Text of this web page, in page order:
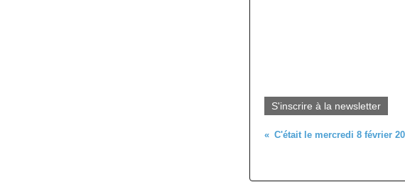
S'inscrire à la newsletter
C'était le mercredi 8 février